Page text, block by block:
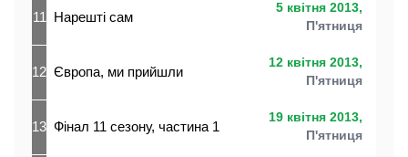
11 Нарешті сам
5 квітня 2013,
П'ятниця
12 Європа, ми прийшли
12 квітня 2013,
П'ятниця
13 Фінал 11 сезону, частина 1
19 квітня 2013,
П'ятниця